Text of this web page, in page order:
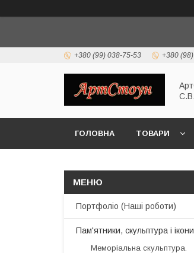
+380 (99) 038-75-53 +380
ГОЛОВНА ТОВАРИ
Портфоліо (Наші роботи)
Пам'ятники, скульптура і ікони
Меморіальна скульптура.